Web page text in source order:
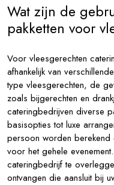
Wat zijn de
pakketten voor
Voor vleesgerechten
afhankelijk van
type vleesgerechten, de
zoals bijgerechten en
cateringbedrijven diverse
basisopties tot luxe
persoon worden
voor het gehele
cateringbedrijf te
ontvangen die aansluit bij